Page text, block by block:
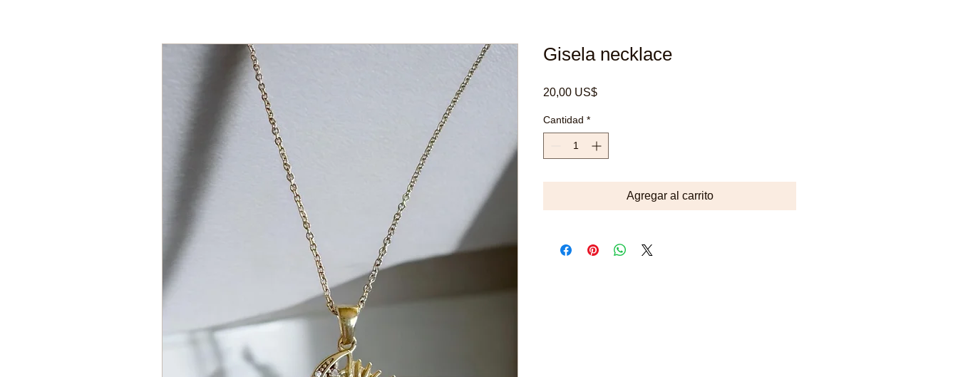
Gisela necklace
20,00 US$Precio
Cantidad *
Agregar al carrito